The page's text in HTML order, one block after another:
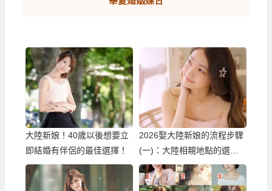
大陸新娘！40歲以後想要立
即結婚有伴侶的最佳選擇！
2026娶大陸新娘的流程步驟
(一)：大陸相親地點的選
擇！